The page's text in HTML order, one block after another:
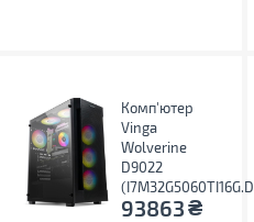
Комп'ютер
Vinga
Wolverine
D9022
93863₴